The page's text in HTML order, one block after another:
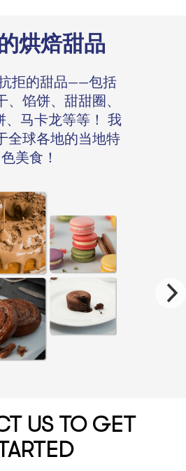
烘焙甜品
拒的甜品——包括
、馅饼、甜甜圈、
、马卡龙等等！ 我
全球各地的当地特
色美食！
US TO GET